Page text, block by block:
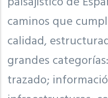
caminos que
calidad,
grandes
trazado;